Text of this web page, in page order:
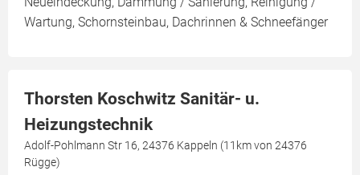
Wartung, Schornsteinbau, Dachrinnen & Schneefänger
Thorsten Koschwitz Sanitär- u.
Heizungstechnik
Adolf-Pohlmann Str 16, 24376 Kappeln (11km von 24376
Rügge)